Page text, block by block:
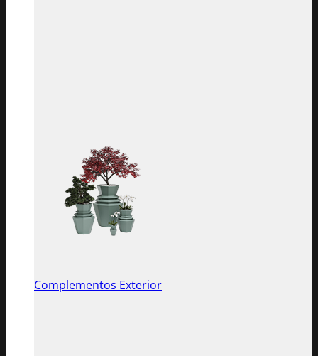
Complementos Exterior